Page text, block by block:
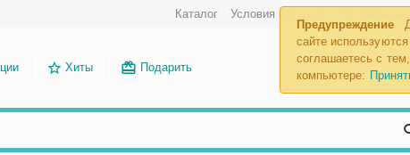
Предупреждение
сайте
соглашаетесь с
компьютере:
Каталог Условия возврата
Хиты Подарить